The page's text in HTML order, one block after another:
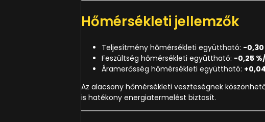
Hőmérsékleti jellemzők
Teljesítmény hőmérsékleti együttható: -0,30
Feszültség hőmérsékleti együttható: -0,25
Áramerősség hőmérsékleti együttható:
Az alacsony hőmérsékleti veszteségnek
is hatékony energiatermelést biztosít.